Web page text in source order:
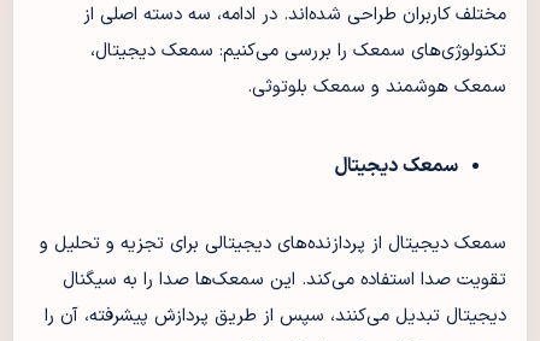
مختلف کاربران طراحی شده‌اند. در ادامه، سه دسته اصلی از
تکنولوژی‌های سمعک را بررسی می‌کنیم: سمعک‌ دیجیتال،
سمعک‌ هوشمند و سمعک‌ بلوتوثی.
سمعک دیجیتال
سمعک دیجیتال از پردازنده‌های دیجیتالی برای تجزیه و تحلیل و
تقویت صدا استفاده می‌کند. این سمعک‌ها صدا را به سیگنال
دیجیتال تبدیل می‌کنند، سپس از طریق پردازش پیشرفته، آن را